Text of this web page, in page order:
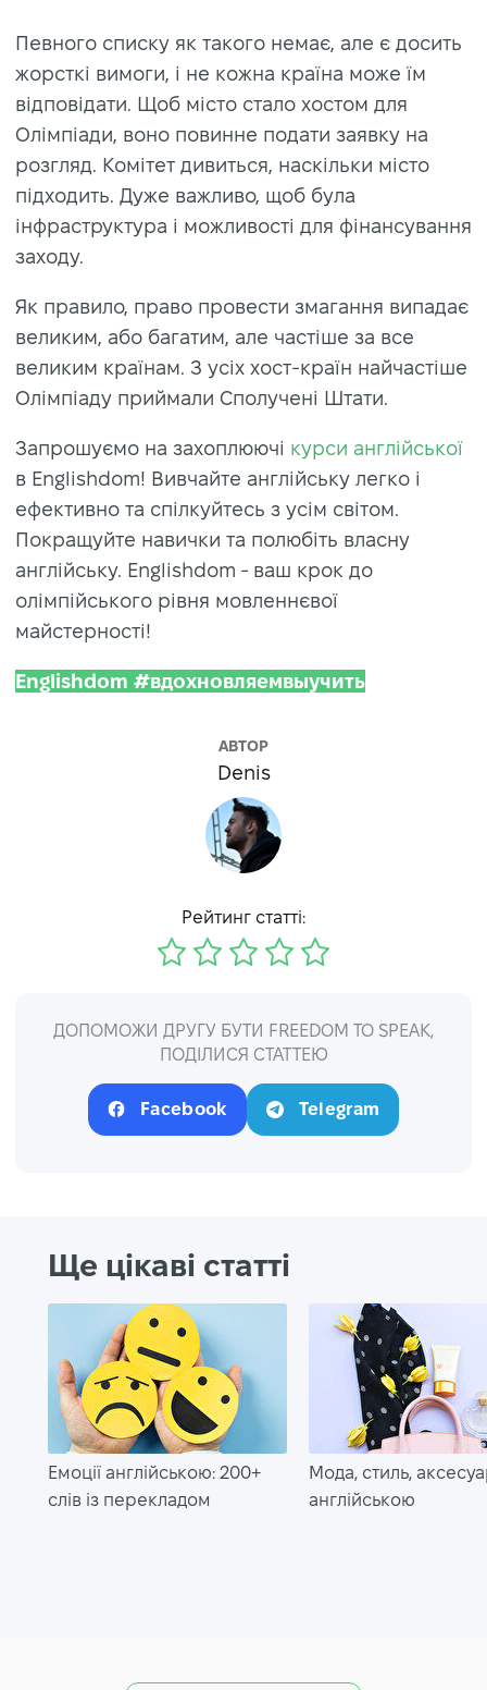
Певного списку як такого немає, але є досить
жорсткі вимоги, і не кожна країна може їм
відповідати. Щоб місто стало хостом для
Олімпіади, воно повинне подати заявку на
розгляд. Комітет дивиться, наскільки місто
підходить. Дуже важливо, щоб була
інфраструктура і можливості для фінансування
заходу.
Як правило, право провести змагання випадає
великим, або багатим, але частіше за все
великим країнам. З усіх хост-країн найчастіше
Олімпіаду приймали Сполучені Штати.
Запрошуємо на захоплюючі курси англійської
в Englishdom! Вивчайте англійську легко і
ефективно та спілкуйтесь з усім світом.
Покращуйте навички та полюбіть власну
англійську. Englishdom - ваш крок до
олімпійського рівня мовленнєвої
майстерності!
Englishdom #вдохновляемвыучить
АВТОР
Denis
Рейтинг статті:
ДОПОМОЖИ ДРУГУ БУТИ FREEDOM TO SPEAK,
ПОДІЛИСЯ СТАТТЕЮ
Facebook Telegram
Ще цікаві статті
Емоції англійською: 200+
слів із перекладом
Мода, стиль,
англійською